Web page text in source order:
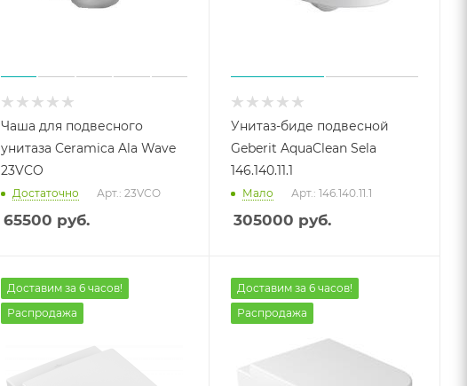
Чаша для подвесного
унитаза Ceramica Ala Wave
23VCO
Достаточно Арт.: 23VCO
65500 руб.
Унитаз-биде подвесной
Geberit AquaClean Sela
146.140.11.1
Мало Арт.: 146.140.11.1
305000 руб.
Доставим за 6 часов!
Распродажа
Доставим за 6 часов!
Распродажа